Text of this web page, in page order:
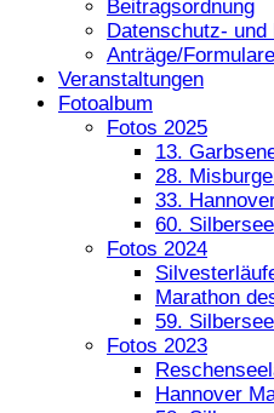
Beitragsordnung
Datenschutz- und
Anträge/Formulare
Veranstaltungen
Fotoalbum
Fotos 2025
13.
28.
33.
60.
Fotos 2024
Marathon
59.
Fotos 2023
Hannover